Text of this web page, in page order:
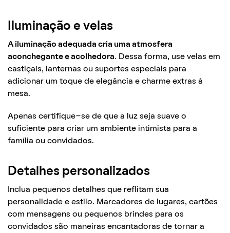
Iluminação e velas
A iluminação adequada cria uma atmosfera
aconchegante e acolhedora. Dessa forma, use velas em
castiçais, lanternas ou suportes especiais para
adicionar um toque de elegância e charme extras à
mesa.
Apenas certifique-se de que a luz seja suave o
suficiente para criar um ambiente intimista para a
família ou convidados.
Detalhes personalizados
Inclua pequenos detalhes que reflitam sua
personalidade e estilo. Marcadores de lugares, cartões
com mensagens ou pequenos brindes para os
convidados são maneiras encantadoras de tornar a